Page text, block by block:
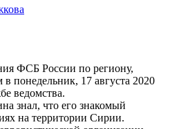
ФСБ России по региону,
понедельник, 17 августа 2020
ведомства.
знал, что его знакомый
на территории Сирии.